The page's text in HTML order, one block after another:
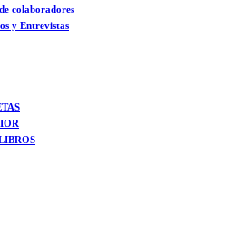
colaboradores
y Entrevistas